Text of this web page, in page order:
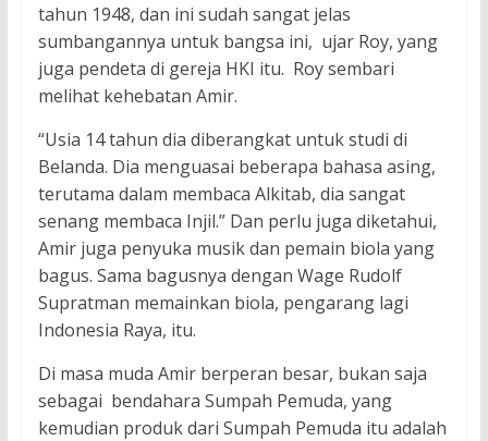
tahun 1948, dan ini sudah sangat jelas
sumbangannya untuk bangsa ini, ujar Roy, yang
juga pendeta di gereja HKI itu. Roy sembari
melihat kehebatan Amir.
“Usia 14 tahun dia diberangkat untuk studi di
Belanda. Dia menguasai beberapa bahasa asing,
terutama dalam membaca Alkitab, dia sangat
senang membaca Injil.” Dan perlu juga diketahui,
Amir juga penyuka musik dan pemain biola yang
bagus. Sama bagusnya dengan Wage Rudolf
Supratman memainkan biola, pengarang lagi
Indonesia Raya, itu.
Di masa muda Amir berperan besar, bukan saja
sebagai bendahara Sumpah Pemuda, yang
kemudian produk dari Sumpah Pemuda itu adalah